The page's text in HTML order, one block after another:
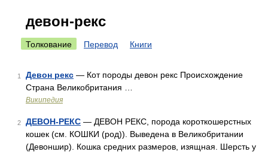
девон-рекс
Толкование Перевод Книги
1 Девон рекс — Кот породы девон рекс Происхождение
Страна Великобритания …
Википедия
2 ДЕВОН-РЕКС — ДЕВОН РЕКС, порода короткошерстных
кошек (см. КОШКИ (род)). Выведена в Великобритании
(Девоншир). Кошка средних размеров, изящная. Шерсть у